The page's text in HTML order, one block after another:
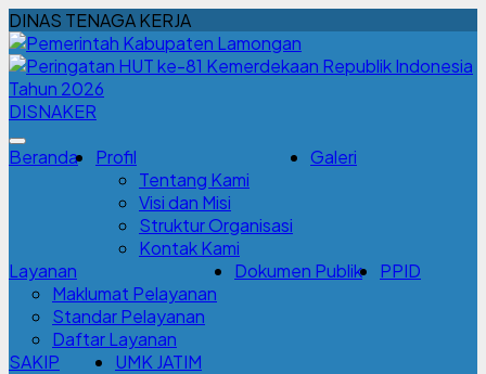
DINAS TENAGA KERJA
DISNAKER
Beranda
Profil
Tentang Kami
Visi dan Misi
Struktur Organisasi
Kontak Kami
Galeri
Layanan
Maklumat Pelayanan
Standar Pelayanan
Daftar Layanan
Dokumen Publik PPID
SAKIP
UMK JATIM